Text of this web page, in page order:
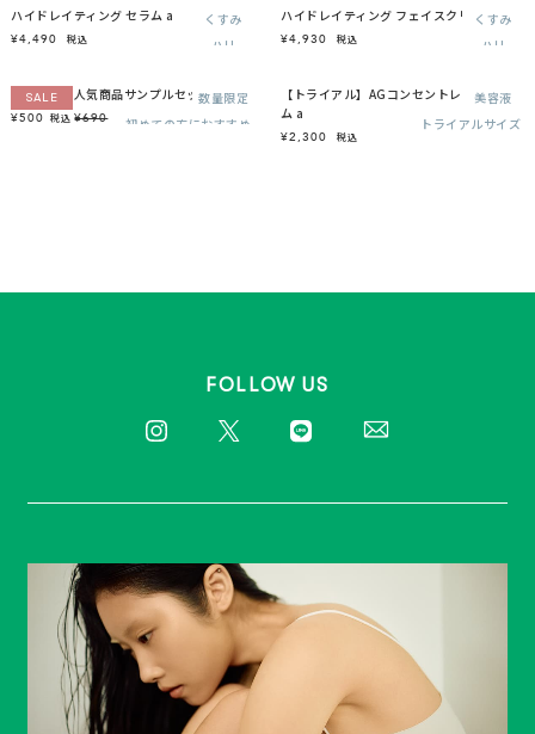
くすみ
ハリ
ハイドレイティング セラム a
¥4,490 税込
くすみ
ハリ
ハイドレイティング フェイスクリーム a
¥4,930 税込
SALE
数量限定
初めての方におすすめ
【お試し】人気商品サンプルセット
¥500 税込¥690
美容液
トライアルサイズ
【トライアル】AGコンセントレイト セラ
ム a
¥2,300 税込
FOLLOW US